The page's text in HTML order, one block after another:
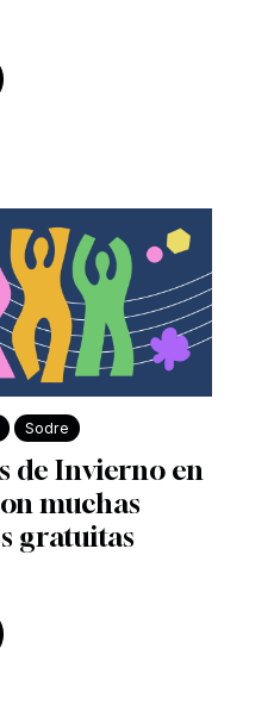
Sodre
de Invierno en
muchas
gratuitas